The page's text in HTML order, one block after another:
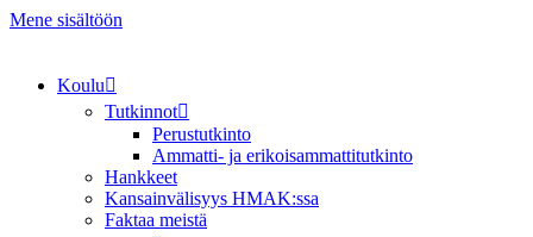
Mene sisältöön
Koulu
Tutkinnot
Perustutkinto
Ammatti- ja erikoisammattitutkinto
Hankkeet
Kansainvälisyys HMAK:ssa
Faktaa meistä